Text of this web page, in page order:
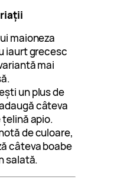
maioneza
iaurt grecesc
mai
un plus de
câteva
apio.
de culoare,
câteva boabe
salată.